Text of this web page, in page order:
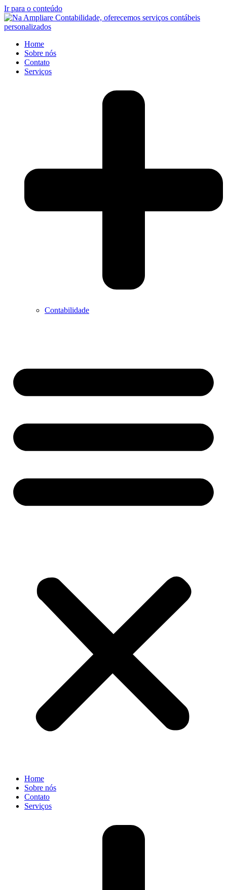
Ir para o conteúdo
Home
Sobre nós
Contato
Serviços
Contabilidade
Home
Sobre nós
Contato
Serviços